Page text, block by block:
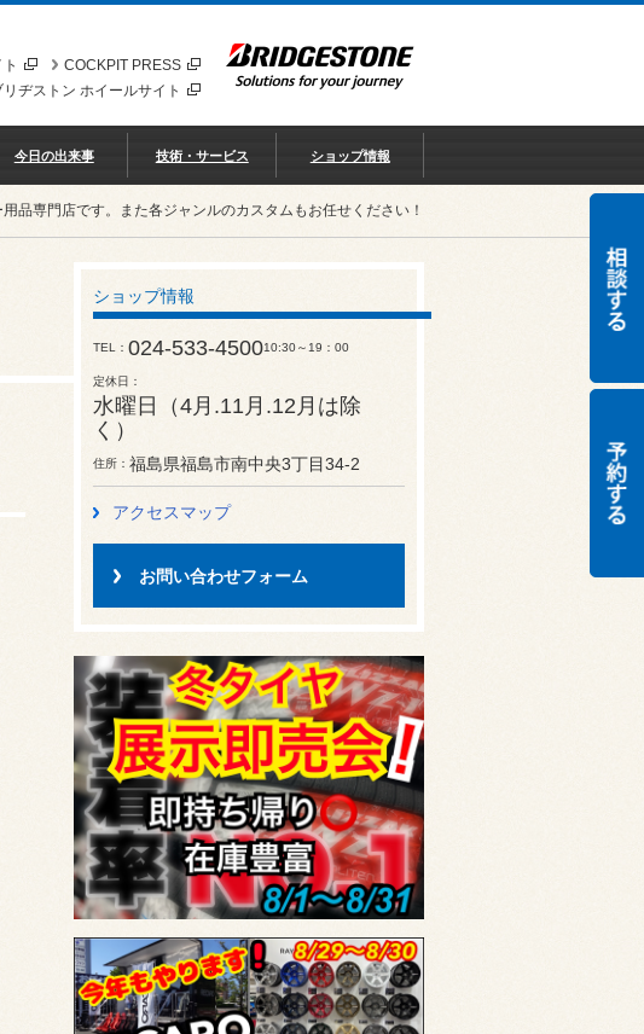
COCKPIT PRESS
リヂストン ホイールサイト
今日の出来事 技術・サービス ショップ情報
品専門店です。また各ジャンルのカスタムもお任せください！
ショップ情報
TEL 024-533-450010:30～19：00
定休日
水曜日（4月.11月.12月は除
く）
住所 福島県福島市南中央3丁目34-2
アクセスマップ
お問い合わせフォーム